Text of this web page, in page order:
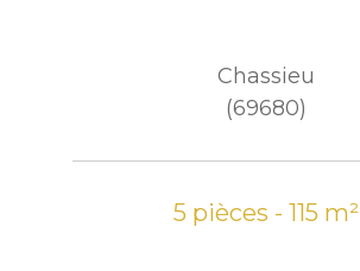
Chassieu
(69680)
5 pièces - 115 m²